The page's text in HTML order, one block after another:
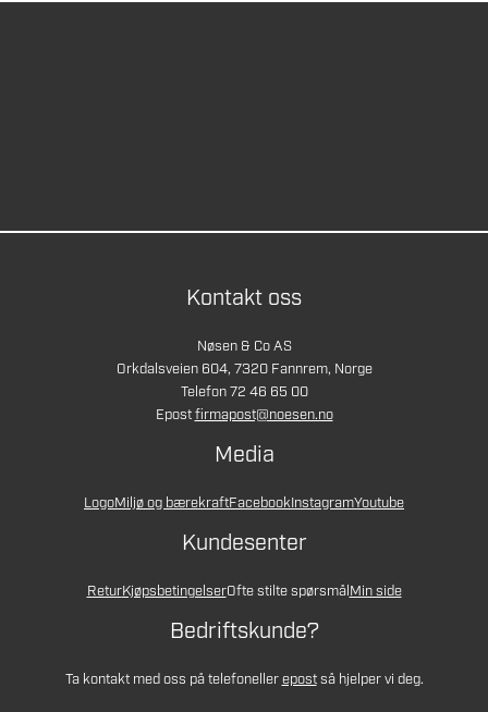
Kontakt oss
Nøsen & Co AS
Orkdalsveien 604, 7320 Fannrem, Norge
Telefon 72 46 65 00
Epostfirmapost@noesen.no
Media
LogoMiljø og bærekraftFacebookInstagramYoutube
Kundesenter
ReturKjøpsbetingelserOfte stilte spørsmålMin side
Bedriftskunde?
Ta kontakt med oss på telefonellerepostså hjelper vi deg.